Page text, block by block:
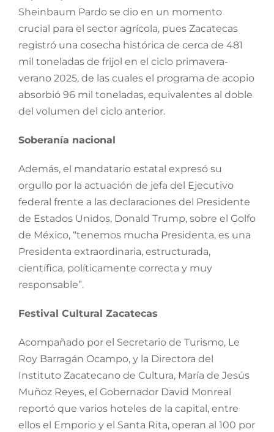
Sheinbaum Pardo se dio en un momento
crucial para el sector agrícola, pues Zacatecas
registró una cosecha histórica de cerca de 481
mil toneladas de frijol en el ciclo primavera-
verano 2025, de las cuales el programa de acopio
absorbió 96 mil toneladas, equivalentes al doble
del volumen del ciclo anterior.
Soberanía nacional
Además, el mandatario estatal expresó su
orgullo por la actuación de jefa del Ejecutivo
federal frente a las declaraciones del Presidente
de Estados Unidos, Donald Trump, sobre el Golfo
de México, “tenemos mucha Presidenta, es una
Presidenta extraordinaria, estructurada,
científica, políticamente correcta y muy
responsable”.
Festival Cultural Zacatecas
Acompañado por el Secretario de Turismo, Le
Roy Barragán Ocampo, y la Directora del
Instituto Zacatecano de Cultura, María de Jesús
Muñoz Reyes, el Gobernador David Monreal
reportó que varios hoteles de la capital, entre
ellos el Emporio y el Santa Rita, operan al 100 por